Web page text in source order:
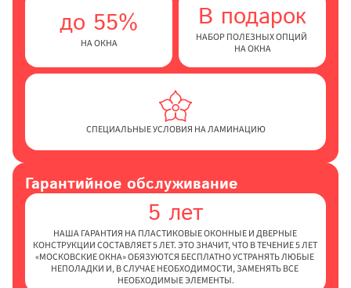
до 55%
НА ОКНА
В подарок
НАБОР ПОЛЕЗНЫХ ОПЦИЙ
НА ОКНА
СПЕЦИАЛЬНЫЕ УСЛОВИЯ НА ЛАМИНАЦИЮ
Гарантийное обслуживание
5 лет
НАША ГАРАНТИЯ НА ПЛАСТИКОВЫЕ ОКОННЫЕ И ДВЕРНЫЕ
КОНСТРУКЦИИ СОСТАВЛЯЕТ 5 ЛЕТ. ЭТО ЗНАЧИТ, ЧТО В ТЕЧЕНИЕ 5 ЛЕТ
«МОСКОВСКИЕ ОКНА» ОБЯЗУЮТСЯ БЕСПЛАТНО УСТРАНЯТЬ ЛЮБЫЕ
НЕПОЛАДКИ И, В СЛУЧАЕ НЕОБХОДИМОСТИ, ЗАМЕНЯТЬ ВСЕ
НЕОБХОДИМЫЕ ЭЛЕМЕНТЫ.